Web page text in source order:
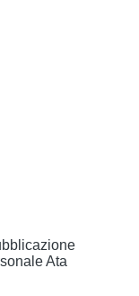
Ata